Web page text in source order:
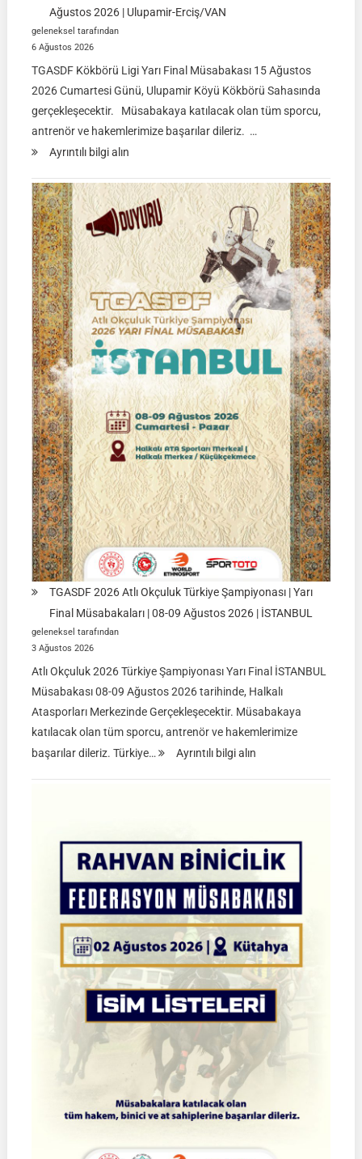
Ağustos 2026 | Ulupamir-Erciş/VAN
geleneksel tarafından
6 Ağustos 2026
TGASDF Kökbörü Ligi Yarı Final Müsabakası 15 Ağustos
2026 Cumartesi Günü, Ulupamir Köyü Kökbörü Sahasında
gerçekleşecektir. Müsabakaya katılacak olan tüm sporcu,
antrenör ve hakemlerimize başarılar dileriz. …
Ayrıntılı bilgi alın:
KÖKBÖRÜ
LİGİ
|
Yarı
Final
Müsabakası
15
Ağustos
2026
|
Ulupamir-
Erciş/VAN
TGASDF 2026 Atlı Okçuluk Türkiye Şampiyonası | Yarı
Final Müsabakaları | 08-09 Ağustos 2026 | İSTANBUL
geleneksel tarafından
3 Ağustos 2026
Atlı Okçuluk 2026 Türkiye Şampiyonası Yarı Final İSTANBUL
Müsabakası 08-09 Ağustos 2026 tarihinde, Halkalı
Atasporları Merkezinde Gerçekleşecektir. Müsabakaya
katılacak olan tüm sporcu, antrenör ve hakemlerimize
başarılar dileriz. Türkiye…
Ayrıntılı bilgi alın:
Türkiye
Şampiyonası
Yarı
Final
Müsabakaları
|
08-
09
2026
İSTANBUL